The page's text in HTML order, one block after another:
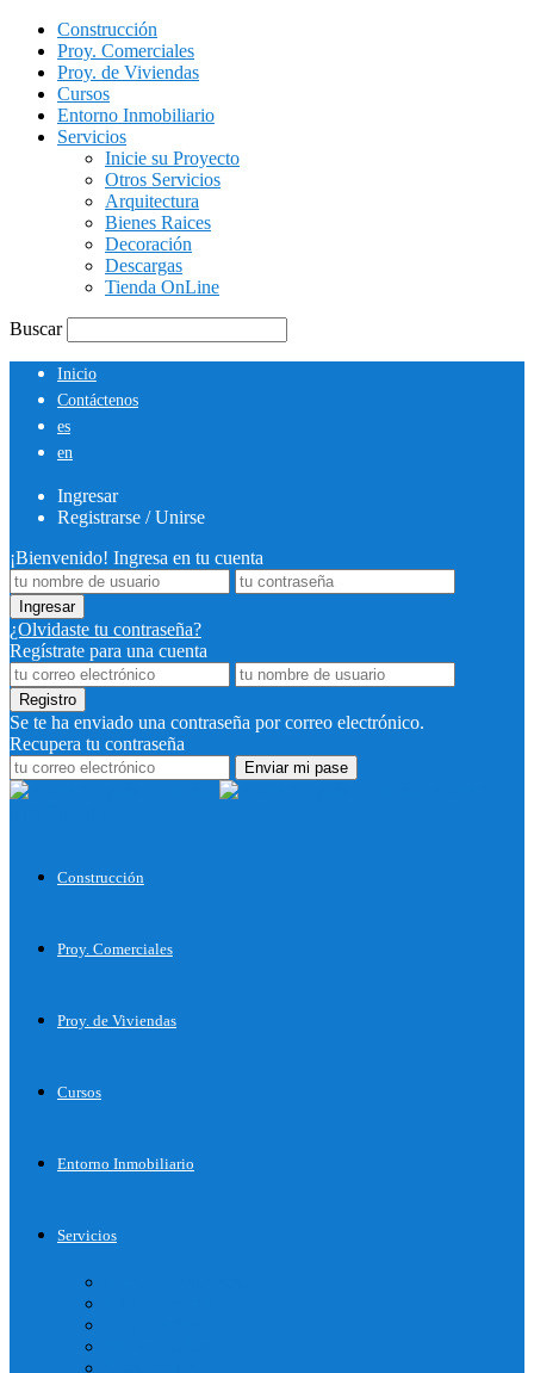
Construcción
Proy. Comerciales
Proy. de Viviendas
Cursos
Entorno Inmobiliario
Servicios
Inicie su Proyecto
Otros Servicios
Arquitectura
Bienes Raices
Decoración
Descargas
Tienda OnLine
Buscar
Inicio
Contáctenos
es
en
Ingresar
Registrarse / Unirse
¡Bienvenido! Ingresa en tu cuenta
¿Olvidaste tu contraseña?
Regístrate para una cuenta
Se te ha enviado una contraseña por correo electrónico.
Recupera tu contraseña
Construcción
Proy. Comerciales
Proy. de Viviendas
Cursos
Entorno Inmobiliario
Servicios